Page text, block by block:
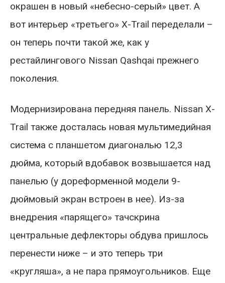
окрашен в новый «небесно-серый» цвет. А
вот интерьер «третьего» X-Trail переделали –
он теперь почти такой же, как у
рестайлингового Nissan Qashqai прежнего
поколения.
Модернизирована передняя панель. Nissan X-
Trail также досталась новая мультимедийная
система с планшетом диагональю 12,3
дюйма, который вдобавок возвышается над
панелью (у дореформенной модели 9-
дюймовый экран встроен в нее). Из-за
внедрения «парящего» тачскрина
центральные дефлекторы обдува пришлось
перенести ниже – и это теперь три
«кругляша», а не пара прямоугольников. Еще